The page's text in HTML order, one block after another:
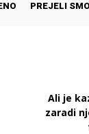
PREJELI SMO
Ali je
zaradi